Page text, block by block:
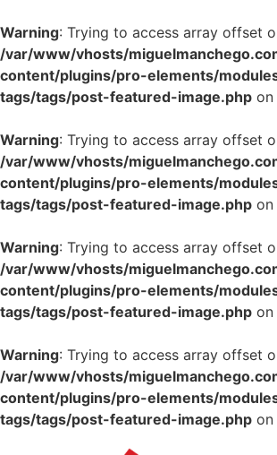
Warning: Trying to access array offset
/var/www/vhosts/
content/plugins/pro-elements/
tags/tags/post-featured-image.php on
Warning: Trying to access array offset
/var/www/vhosts/
content/plugins/pro-elements/
tags/tags/post-featured-image.php on
Warning: Trying to access array offset
/var/www/vhosts/
content/plugins/pro-elements/
tags/tags/post-featured-image.php on
Warning: Trying to access array offset
/var/www/vhosts/
content/plugins/pro-elements/
tags/tags/post-featured-image.php on